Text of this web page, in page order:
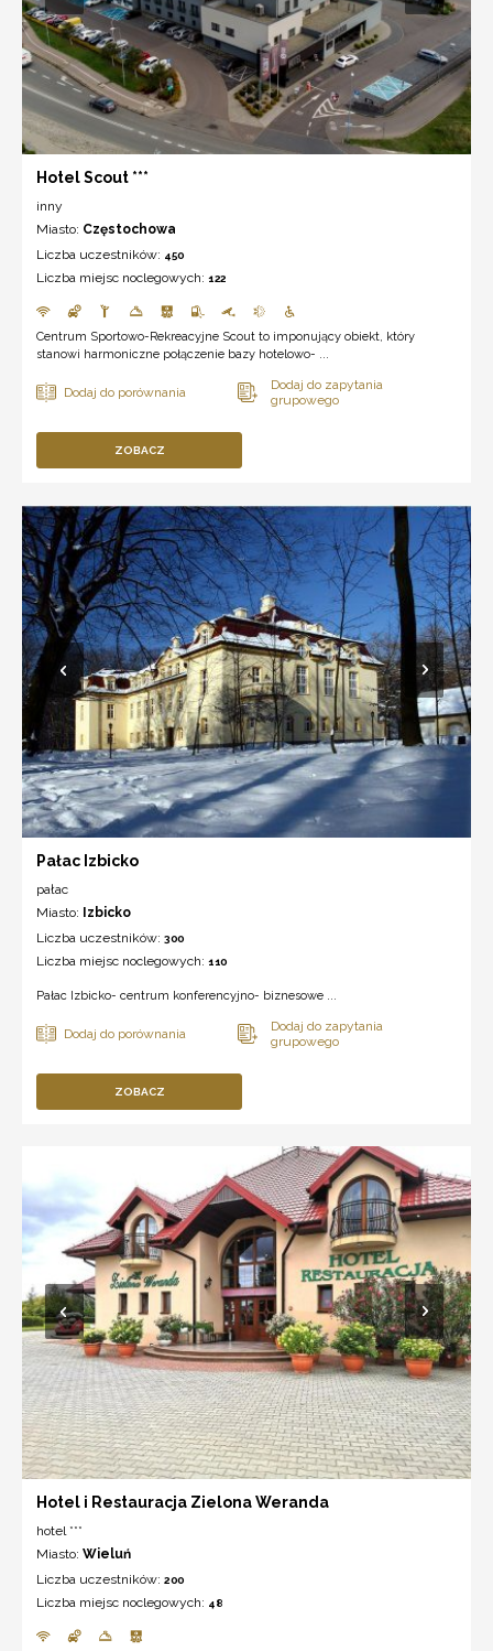
Hotel Scout ***
inny
Miasto: Częstochowa
Liczba uczestników: 450
Liczba miejsc noclegowych: 122
Centrum Sportowo-Rekreacyjne Scout to imponujący obiekt, który
stanowi harmoniczne połączenie bazy hotelowo- ...
ZOBACZ
Pałac Izbicko
pałac
Miasto: Izbicko
Liczba uczestników: 300
Liczba miejsc noclegowych: 110
Pałac Izbicko- centrum konferencyjno- biznesowe ...
ZOBACZ
Hotel i Restauracja Zielona Weranda
hotel ***
Miasto: Wieluń
Liczba uczestników: 200
Liczba miejsc noclegowych: 48